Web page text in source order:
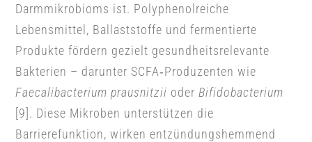
Darmmikrobioms ist. Polyphenolreiche
Lebensmittel, Ballaststoffe und fermentierte
Produkte fördern gezielt gesundheitsrelevante
Bakterien – darunter SCFA‑Produzenten wie
Faecalibacterium prausnitzii oderBifidobacterium
[9]. Diese Mikroben unterstützen die
Barrierefunktion, wirken entzündungshemmend